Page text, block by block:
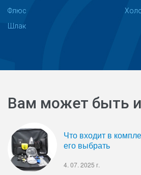
Флюс
Шлак
Вам может быть
Что входит в
его выбрать
4. 07. 2025 г.